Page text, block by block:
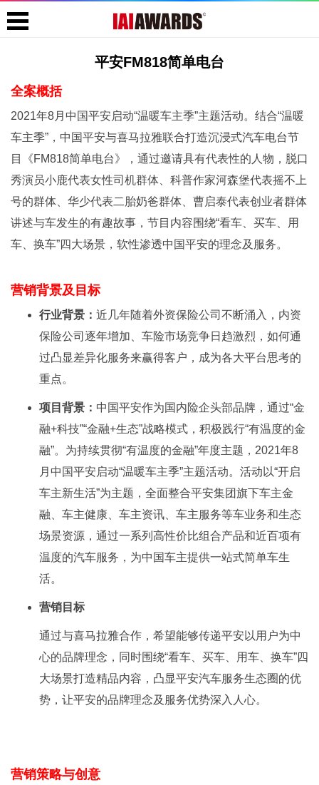
平安FM818简单电台
全案概括
2021年8月中国平安启动“温暖车主季”主题活动。结合“温暖
车主季”，中国平安与喜马拉雅联合打造沉浸式汽车电台节
目《FM818简单电台》，通过邀请具有代表性的人物，脱口
秀演员小鹿代表女性司机群体、科普作家河森堡代表摇不上
号的群体、华少代表二胎奶爸群体、曹启泰代表创业者群体
讲述与车发生的有趣故事，节目内容围绕“看车、买车、用
车、换车”四大场景，软性渗透中国平安的理念及服务。
营销背景及目标
行业背景： 近几年随着外资保险公司不断涌入，内资
保险公司逐年增加、车险市场竞争日趋激烈，如何通
过凸显差异化服务来赢得客户，成为各大平台思考的
重点。
项目背景： 中国平安作为国内险企头部品牌，通过“金
融+科技”“金融+生态”战略模式，积极践行“有温度的金
融”。为持续贯彻“有温度的金融”年度主题，2021年8
月中国平安启动“温暖车主季”主题活动。活动以“开启
车主新生活”为主题，全面整合平安集团旗下车主金
融、车主健康、车主资讯、车主服务等车业务和生态
场景资源，通过一系列高性价比组合产品和近百项有
温度的汽车服务，为中国车主提供一站式简单车生
活。
营销目标
通过与喜马拉雅合作，希望能够传递平安以用户为中
心的品牌理念，同时围绕“看车、买车、用车、换车”四
大场景打造精品内容，凸显平安汽车服务生态圈的优
势，让平安的品牌理念及服务优势深入人心。
营销策略与创意